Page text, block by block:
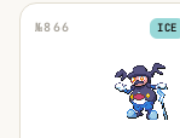
№866 ICE